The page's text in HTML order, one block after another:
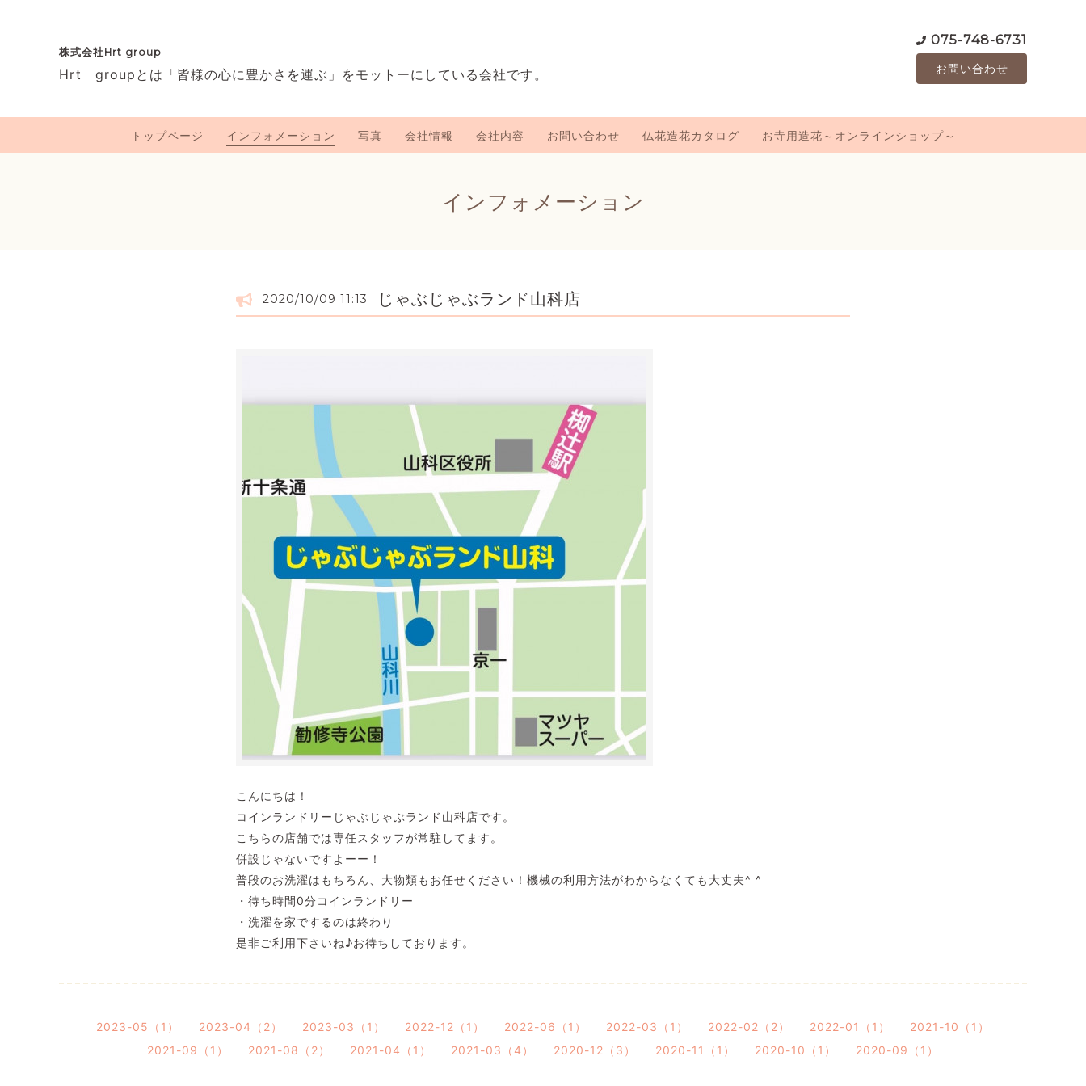
株式会社Hrt group
Hrt groupとは「皆様の心に豊かさを運ぶ」をモットーにしている会社です。
075-748-6731
お問い合わせ
トップページ インフォメーション 写真 会社情報 会社内容 お問い合わせ 仏花造花カタログ お寺用造花～オンラインショップ～
インフォメーション
2020/10/09 11:13 じゃぶじゃぶランド山科店
こんにちは！
コインランドリーじゃぶじゃぶランド山科店です。
こちらの店舗では専任スタッフが常駐してます。
併設じゃないですよーー！
普段のお洗濯はもちろん、大物類もお任せください！機械の利用方法がわからなくても大丈夫^ ^
・待ち時間0分コインランドリー
・洗濯を家でするのは終わり
是非ご利用下さいね♪お待ちしております。
2023-05（1） 2023-04（2） 2023-03（1） 2022-12（1） 2022-06（1） 2022-03（1） 2022-02（2） 2022-01（1）
2021-10（1）
2021-09（1）
2021-08（2） 2021-04（1） 2021-03（4） 2020-12（3） 2020-11（1） 2020-10（1） 2020-09（1）